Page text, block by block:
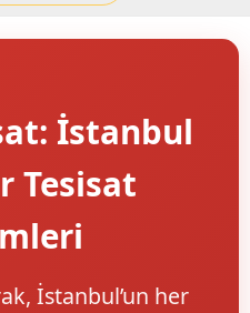
İstanbul
Tesisat
İstanbul’un her